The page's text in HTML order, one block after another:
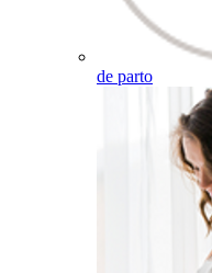
de parto